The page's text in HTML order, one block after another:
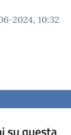
2024, 10:32